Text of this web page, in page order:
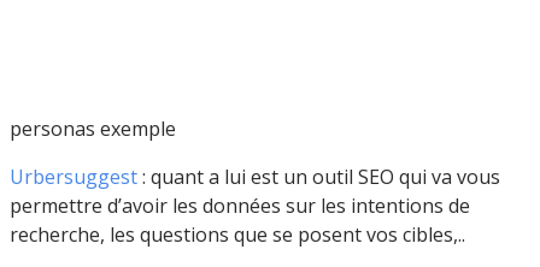
personas exemple
Urbersuggest: quant a lui est un outil SEO qui va vous
permettre d’avoir les données sur les intentions de
recherche, les questions que se posent vos cibles,..